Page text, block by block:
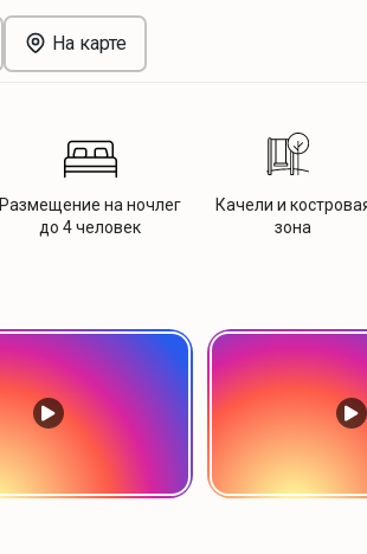
На карте
Размещение на ночлег
до 4 человек
Качели и
зона